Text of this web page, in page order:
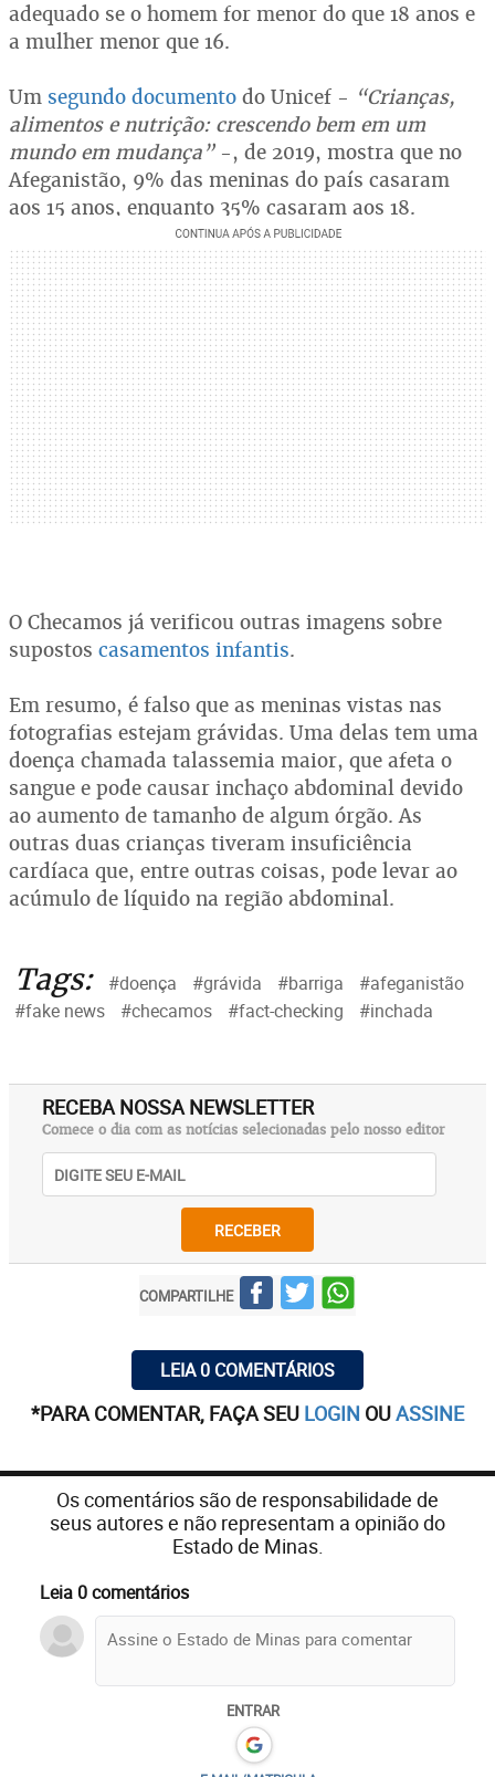
adequado se o homem for menor do que 18 anos e
a mulher menor que 16.
Um segundo documento do Unicef - “Crianças,
alimentos e nutrição: crescendo bem em um
mundo em mudança”-, de 2019, mostra que no
Afeganistão, 9% das meninas do país casaram
aos 15 anos, enquanto 35% casaram aos 18.
O Checamos já verificou outras imagens sobre
supostos casamentos infantis.
Em resumo, é falso que as meninas vistas nas
fotografias estejam grávidas. Uma delas tem uma
doença chamada talassemia maior, que afeta o
sangue e pode causar inchaço abdominal devido
ao aumento de tamanho de algum órgão. As
outras duas crianças tiveram insuficiência
cardíaca que, entre outras coisas, pode levar ao
acúmulo de líquido na região abdominal.
Tags: #doença #grávida #barriga
#afeganistão
#fake news
#checamos #fact-checking #inchada
RECEBA NOSSA NEWSLETTER
Comece o dia com as notícias selecionadas pelo nosso editor
RECEBER
COMPARTILHE
LEIA 0 COMENTÁRIOS
*PARA COMENTAR, FAÇA SEU LOGIN OUASSINE
Os comentários são de responsabilidade de
seus autores e não representam a opinião do
Estado de Minas.
Leia 0 comentários
ENTRAR